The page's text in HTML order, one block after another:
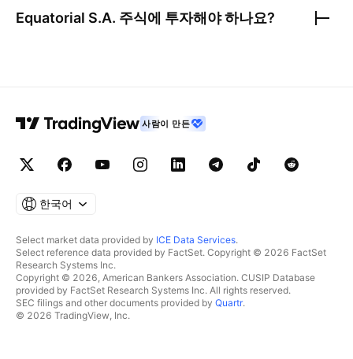
Equatorial S.A. 주식에 투자해야 하나요?
사람이 만든
한국어
Select market data provided by ICE Data Services.
Select reference data provided by FactSet. Copyright © 2026 FactSet
Research Systems Inc.
Copyright © 2026, American Bankers Association. CUSIP Database
provided by FactSet Research Systems Inc. All rights reserved.
SEC filings and other documents provided by Quartr.
© 2026 TradingView, Inc.